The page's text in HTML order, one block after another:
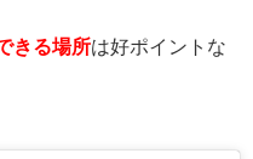
きる場所は好ポイントな